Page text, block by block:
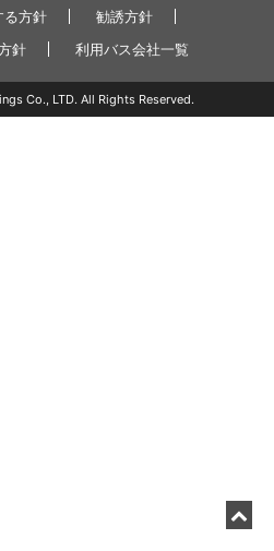
る方針
勧誘方針
針
利用バス会社一覧
Co., LTD. All Rights Reserved.